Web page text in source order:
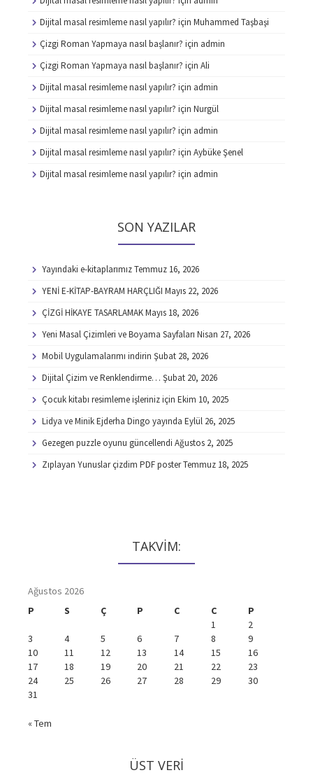
Dijital masal resimleme nasıl yapılır? için Muhammed Taşbaşi
Çizgi Roman Yapmaya nasıl başlanır? için admin
Çizgi Roman Yapmaya nasıl başlanır? için Ali
Dijital masal resimleme nasıl yapılır? için admin
Dijital masal resimleme nasıl yapılır? için Nurgül
Dijital masal resimleme nasıl yapılır? için admin
Dijital masal resimleme nasıl yapılır? için Aybüke Şenel
Dijital masal resimleme nasıl yapılır? için admin
SON YAZILAR
Yayındaki e-kitaplarımızTemmuz 16, 2026
YENİ E-KİTAP-BAYRAM HARÇLIĞI Mayıs 22, 2026
ÇİZGİ HİKAYE TASARLAMAKMayıs 18, 2026
Yeni Masal Çizimleri ve Boyama Sayfaları Nisan 27, 2026
Mobil Uygulamalarımı indirin Şubat 28, 2026
Dijital Çizim ve Renklendirme… Şubat 20, 2026
Çocuk kitabı resimleme işleriniz için Ekim 10, 2025
Lidya ve Minik Ejderha Dingo yayında Eylül 26, 2025
Gezegen puzzle oyunu güncellendi Ağustos 2, 2025
Zıplayan Yunuslar çizdim PDF posterTemmuz 18, 2025
TAKVİM:
Ağustos 2026
P
S Ç P C C
P
1
2
3
4 5 6 7 8
9
10
11 12 13 14 15
16
17
18 19 20 21 22
23
24
25 26 27 28 29
30
31
« Tem
ÜST VERI